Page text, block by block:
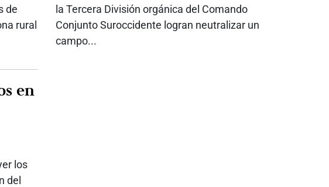
de
rural
la Tercera División orgánica del Comando
Conjunto Suroccidente logran neutralizar un
campo...
los
del